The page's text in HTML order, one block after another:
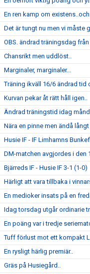
En ren kamp om
Det är tungt nu men vi måste
OBS. ändrad träningsdag
Chansrikt men uddlöst..
Marginaler, marginaler...
Träning ikväll 16/6 ändrad tid
Kurvan pekar åt rätt håll igen..
Ändrad träningstid idag
Nära en pinne men ändå
Husie IF - IF Limhamns
DM-matchen avgjordes i den
Bjärreds IF - Husie IF 3-1 (1-0)
Härligt att vara tillbaka i
En medioker insats på en
Idag torsdag utgår ordinarie
En poäng var i tredje
Tuff förlust mot ett kompakt
En rysligt härlig premiär..
Gräs på Husiegård..